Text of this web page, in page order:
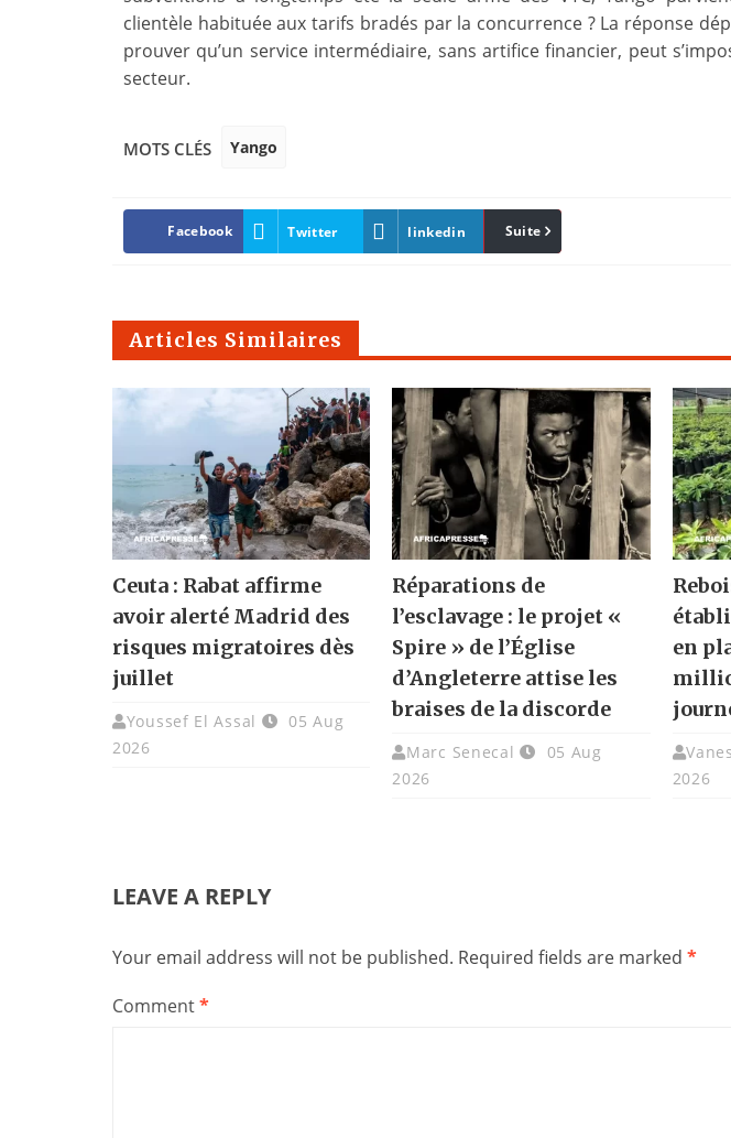
clientèle habituée aux tarifs bradés par la concurrence ? La réponse
prouver qu’un service intermédiaire, sans artifice financier, peut
secteur.
MOTS CLÉS Yango
Facebook Twitter linkedin Pinterest
Suite
Articles Similaires
Ceuta : Rabat affirme
avoir alerté Madrid des
risques migratoires dès
juillet
Youssef El Assal
05 Aug
2026
Réparations de
l’esclavage : le projet «
Spire » de l’Église
d’Angleterre attise les
braises de la discorde
Marc Senecal
05 Aug
2026
en
2026
LEAVE A REPLY
Your email address will not be published. Required fields are marked *
Comment*